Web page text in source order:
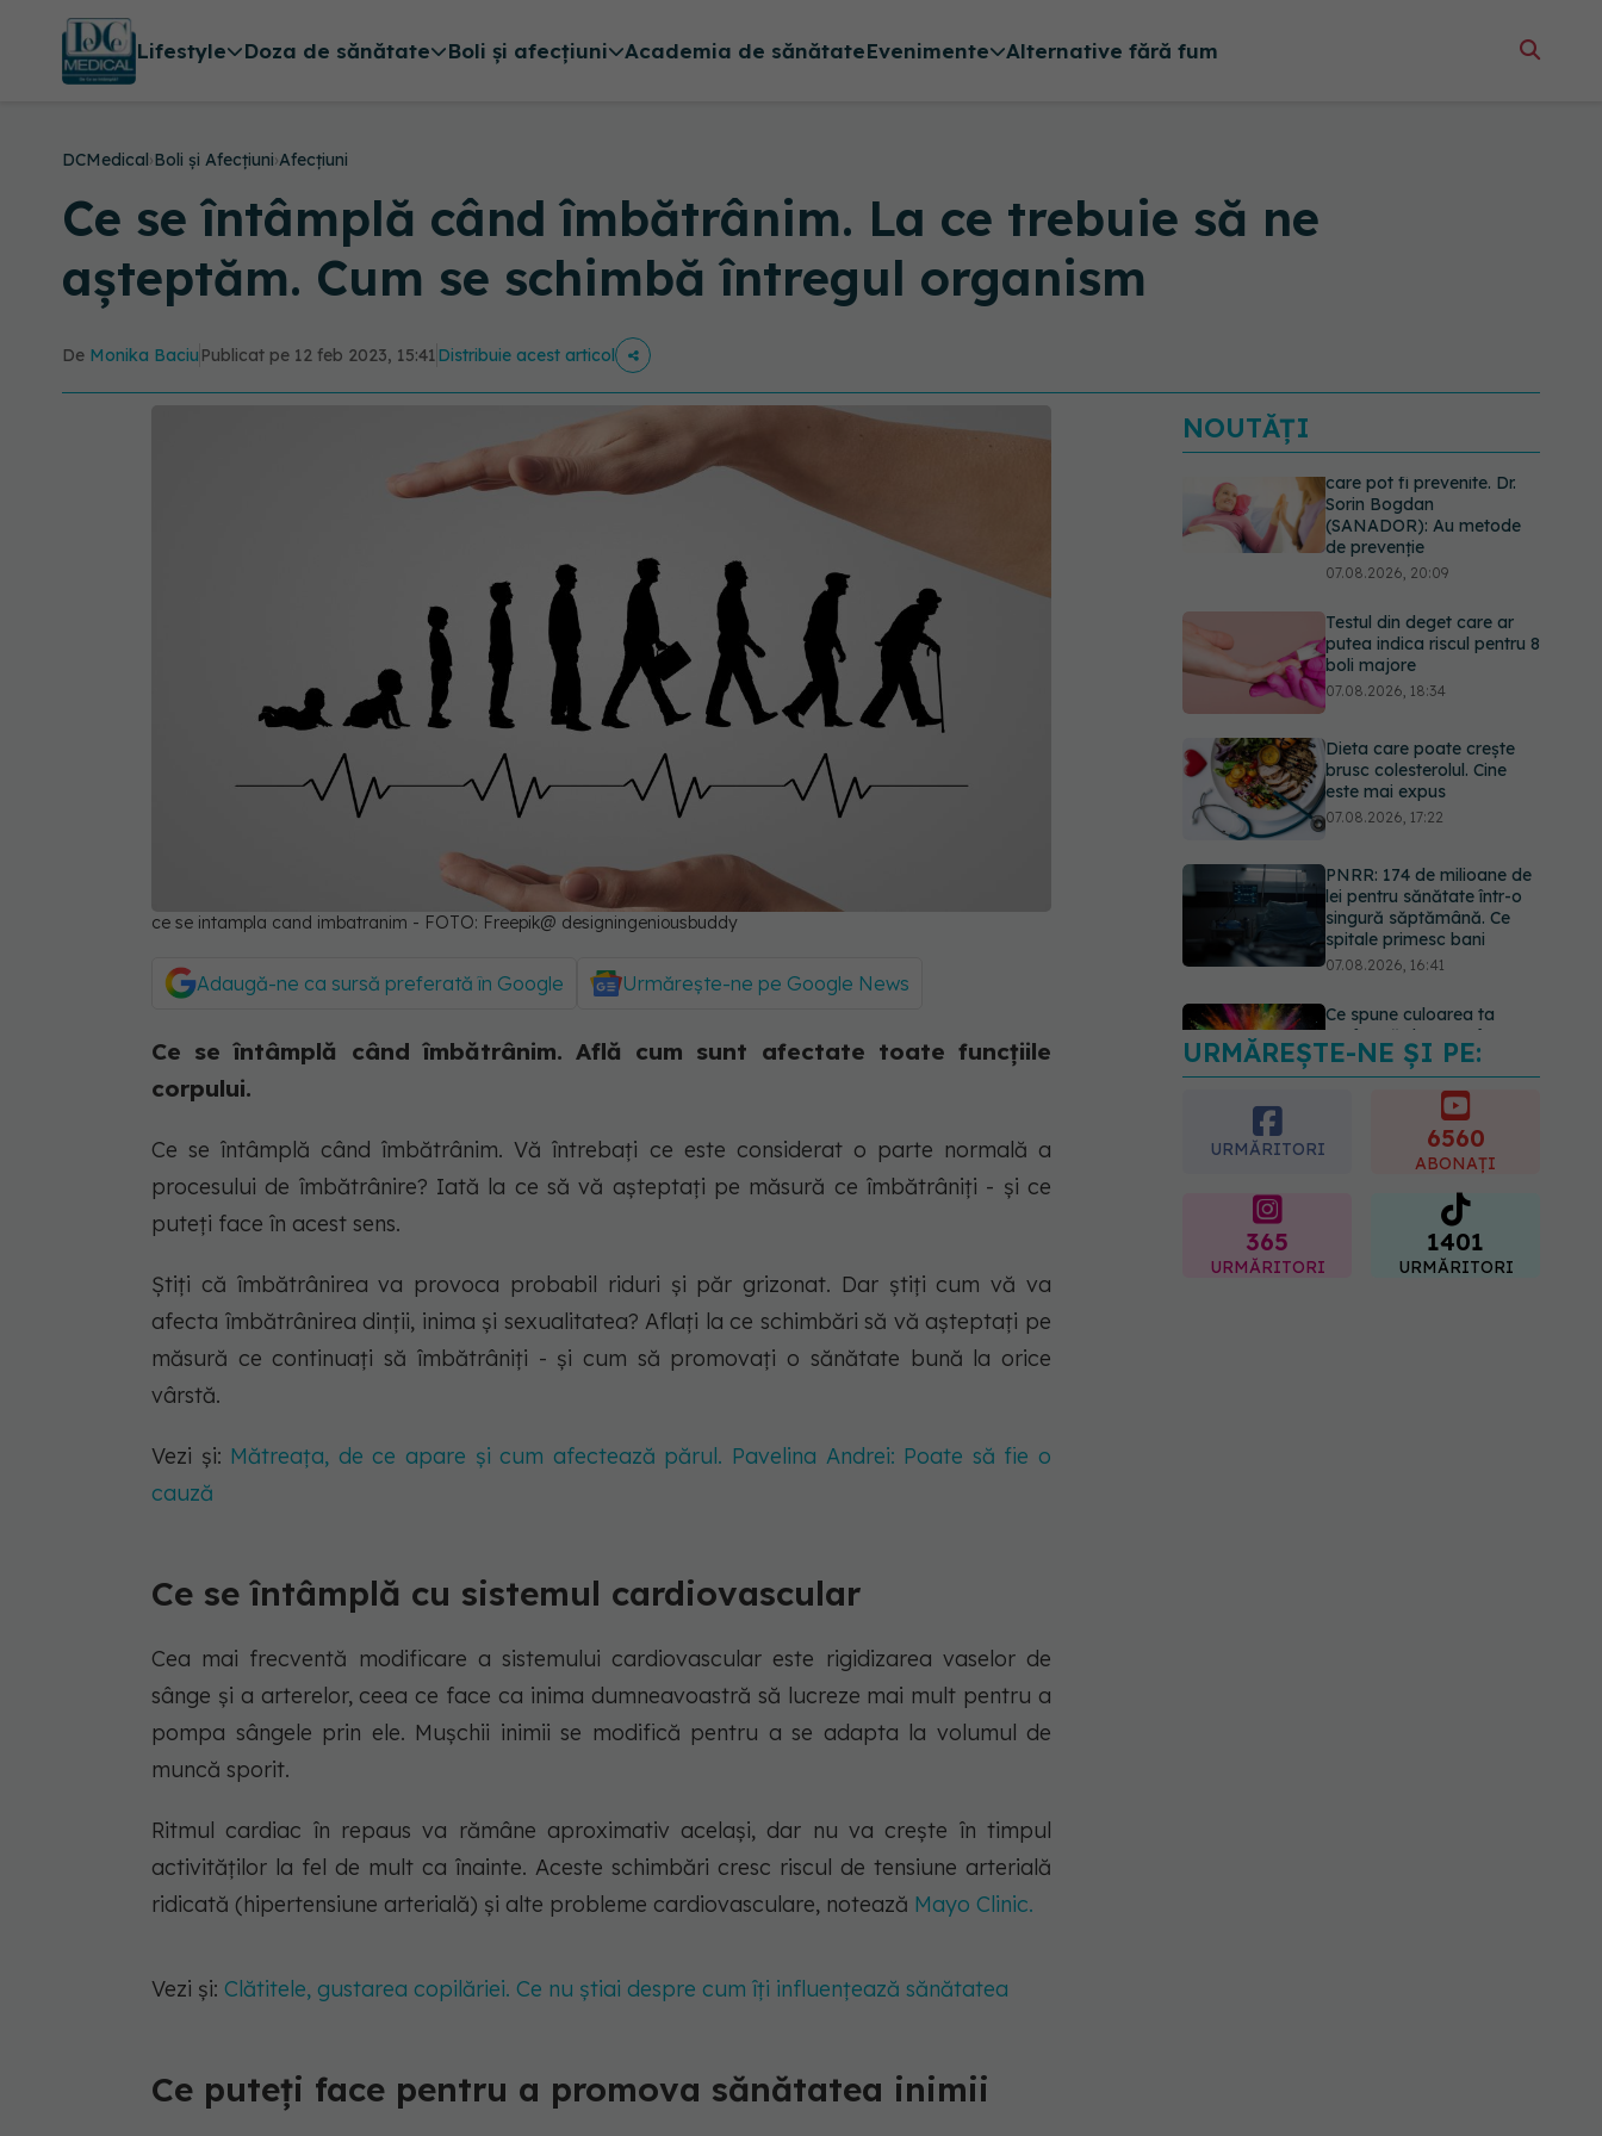
Lifestyle Doza de sănătate Boli și afecțiuni Academia de sănătateEvenimente Alternative fără fum
DCMedical›Boli și Afecțiuni›Afecțiuni
Ce se întâmplă când îmbătrânim. La ce trebuie să ne
așteptăm. Cum se schimbă întregul organism
De Monika Baciu Publicat pe 12 feb 2023, 15:41Distribuie acest articol
ce se intampla cand imbatranim - FOTO: Freepik@ designingeniousbuddy
Adaugă-ne ca sursă preferată în Google Urmărește-ne pe Google News
Ce se întâmplă când îmbătrânim. Află cum sunt afectate toate funcțiile
corpului.
Ce se întâmplă când îmbătrânim. Vă întrebați ce este considerat o parte normală a
procesului de îmbătrânire? Iată la ce să vă așteptați pe măsură ce îmbătrâniți - și ce
puteți face în acest sens.
Știți că îmbătrânirea va provoca probabil riduri și păr grizonat. Dar știți cum vă va
afecta îmbătrânirea dinții, inima și sexualitatea? Aflați la ce schimbări să vă așteptați pe
măsură ce continuați să îmbătrâniți - și cum să promovați o sănătate bună la orice
vârstă.
Vezi și: Mătreața, de ce apare și cum afectează părul. Pavelina Andrei: Poate să fie o
cauză
Ce se întâmplă cu sistemul cardiovascular
Cea mai frecventă modificare a sistemului cardiovascular este rigidizarea vaselor de
sânge și a arterelor, ceea ce face ca inima dumneavoastră să lucreze mai mult pentru a
pompa sângele prin ele. Mușchii inimii se modifică pentru a se adapta la volumul de
muncă sporit.
Ritmul cardiac în repaus va rămâne aproximativ același, dar nu va crește în timpul
activităților la fel de mult ca înainte. Aceste schimbări cresc riscul de tensiune arterială
ridicată (hipertensiune arterială) și alte probleme cardiovasculare, notează Mayo Clinic.
Vezi și: Clătitele, gustarea copilăriei. Ce nu știai despre cum îți influențează sănătatea
Ce puteți face pentru a promova sănătatea inimii
NOUTĂȚI
Testul din deget care ar
putea indica riscul pentru 8
boli majore
07.08.2026, 18:34
Dieta care poate crește
brusc colesterolul. Cine
este mai expus
PNRR: 174 de milioane de
lei pentru sănătate într-o
singură săptămână. Ce
spitale primesc bani
Ce spune culoarea ta
preferată despre vârsta
pe care o ai. Care este
"codul cromatic" al
07.08.2026, 21:29
EXCLUSIV Cancerele
care pot fi prevenite. Dr.
(SANADOR): Au metode
URMĂREȘTE-NE ȘI PE:
URMĂRITORI 6560
ABONAȚI
365
URMĂRITORI
1401
URMĂRITORI